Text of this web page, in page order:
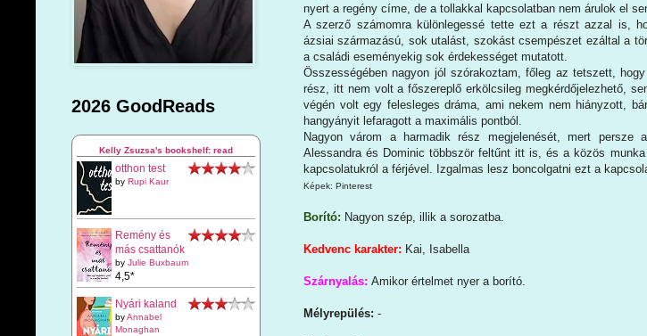
nyert a regény címe, de a tollakkal kapcsolatban nem árulok el
A szerző számomra különlegessé tette ezt a részt azzal is,
ázsiai származású, sok utalást, szokást csempészet ezáltal a
a családi eseményekig sok érdekességet mutatott.
Összességében nagyon jól szórakoztam, főleg az tetszett,
rész, itt nem volt a főszereplő erkölcsileg megkérdőjelezhető,
végén volt egy felesleges dráma, ami nekem nem hiányzott,
hangyányit lefaragott a maximális pontból.
Nagyon várom a harmadik rész megjelenését, mert persze
Alessandra és Dominic többször feltűnt itt is, és a közös
kapcsolatukról a férjével. Izgalmas lesz boncolgatni ezt a
Képek: Pinterest
Borító: Nagyon szép, illik a sorozatba.
Kedvenc karakter: Kai, Isabella
Szárnyalás: Amikor értelmet nyer a borító.
Mélyrepülés: -
2026 GoodReads
Kelly Zsuzsa's bookshelf: read
otthon test
by Rupi Kaur
Remény és
más csattanók
by Julie Buxbaum
4,5*
Nyári kaland
byAnnabel
Monaghan